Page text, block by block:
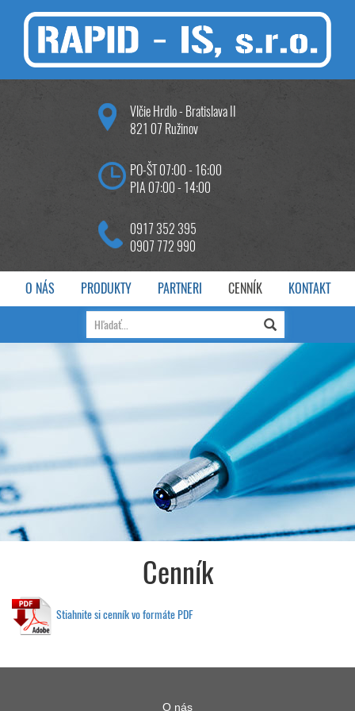
Vlčie Hrdlo - Bratislava II
821 07 Ružinov
PO-ŠT 07:00 - 16:00
PIA 07:00 - 14:00
0917 352 395
0907 772 990
O NÁS PRODUKTY PARTNERI CENNÍK KONTAKT
Cenník
Stiahnite si cenník vo formáte PDF
O nás